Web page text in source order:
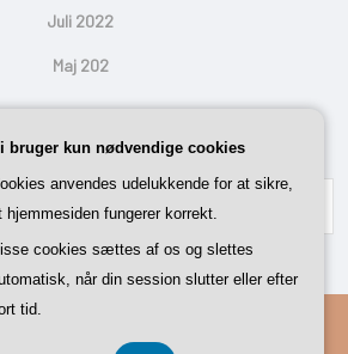
Juli 2022
Maj 202
Vi Med Hus | Powered By
bruger kun nødvendige cookies
anvendes udelukkende for at sikre,
hjemmesiden fungerer korrekt.
cookies sættes af os og slettes
når din session slutter eller efter
tid.